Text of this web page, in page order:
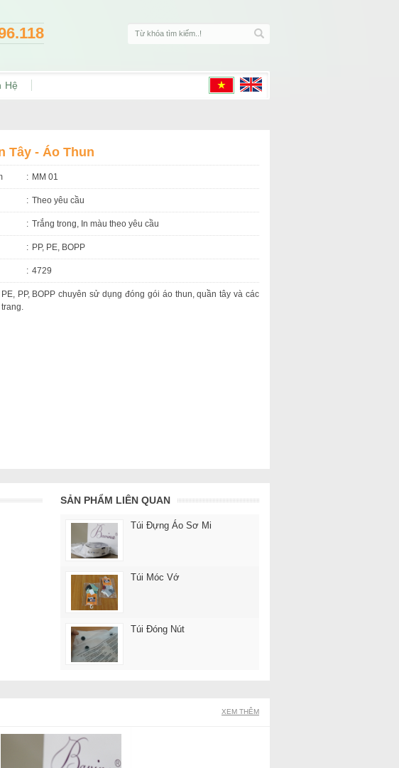
Hệ
Tây - Áo Thun
MM 01
Theo yêu cầu
Trắng trong, In màu theo yêu cầu
PP, PE, BOPP
4729
PP, BOPP chuyên sử dụng đóng gói áo thun, quần tây và các
SẢN PHẨM LIÊN QUAN
Túi Đựng Áo Sơ Mi
Túi Móc Vớ
Túi Đóng Nút
XEM THÊM